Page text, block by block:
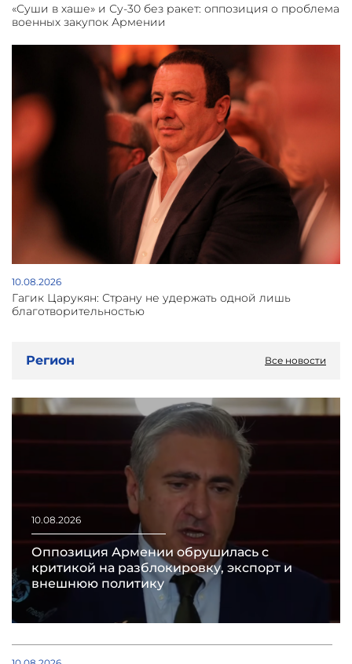
«Суши в хаше» и Су-30 без ракет: оппозиция о проблема
военных закупок Армении
10.08.2026
Гагик Царукян: Страну не удержать одной лишь
благотворительностью
Регион Все новости
10.08.2026
Оппозиция Армении обрушилась с
критикой на разблокировку, экспорт и
внешнюю политику